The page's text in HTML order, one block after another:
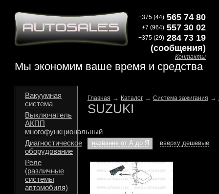
Мы экономим ваше время и средства
+375 (44) 565 74 80
+7 (964) 557 30 02
+375 (29) 284 73 19
(сообщения)
Контакты
Вакуумная
система
Выключатель
АКПП
многофункциональный
Диагностическое
оборудование
Реле
(различные
системы
автомобиля)
Главная → Каталог→ Система зажигания →
SUZUKI
название от А до Я вверху дешевые